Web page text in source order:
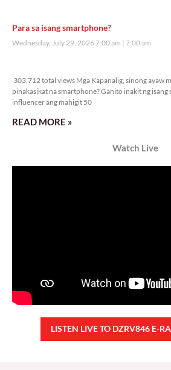
Para sa isang smartphone?
Wednesday, July 29, 2026 7:00 am 7:00 am
303,712 total views Mga Kapanalig, sinong ayaw
pinakasikat na smartphone? Ganito inakit ng isang
influencer ang mahigit 50
READ MORE »
Watch Live
LISTEN LIVE TO DZRV846 E-